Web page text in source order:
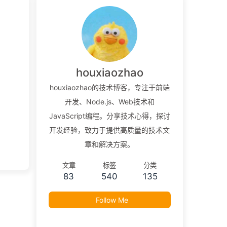
houxiaozhao
houxiaozhao的技术博客，专注于前端
开发、Node.js、Web技术和
JavaScript编程。分享技术心得，探讨
开发经验，致力于提供高质量的技术文
章和解决方案。
文章
83
标签
540
分类
135
Follow Me